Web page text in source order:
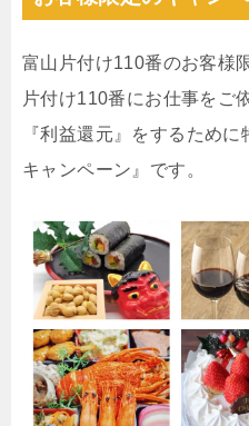
富山片付け110番のお客様
片付け110番にお仕事をご
『利益還元』をするため
キャンペーン』です。